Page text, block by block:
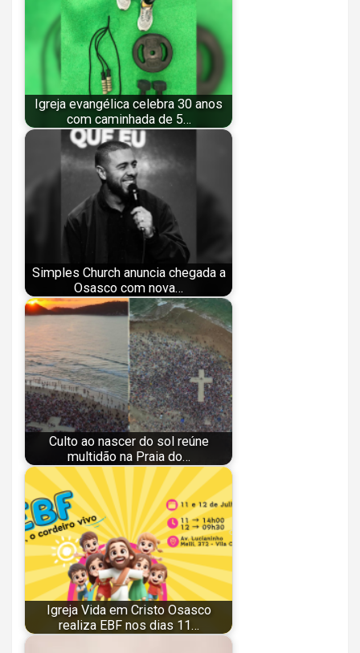
Igreja evangélica celebra 30 anos
com caminhada de 5…
Simples Church anuncia chegada a
Osasco com nova…
Culto ao nascer do sol reúne
multidão na Praia do…
Igreja Vida em Cristo Osasco
realiza EBF nos dias 11…